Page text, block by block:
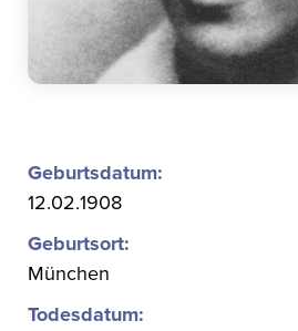
Geburtsdatum:
12.02.1908
Geburtsort:
München
Todesdatum: